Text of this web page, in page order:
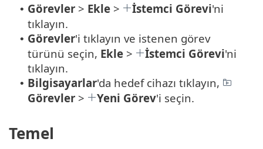
• Görevler > Ekle > İstemci Görevi'ni
tıklayın.
• Görevler'i tıklayın ve istenen görev
türünü seçin, Ekle > İstemci Görevi'ni
tıklayın.
• Bilgisayarlar'da hedef cihazı tıklayın,
Görevler > Yeni Görev'i seçin.
Temel